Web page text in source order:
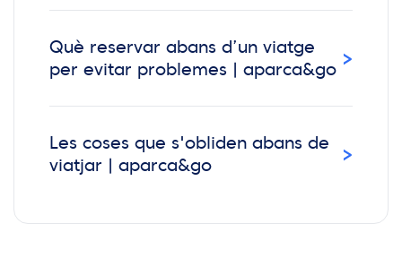
Què reservar abans d’un viatge
per evitar problemes | aparca&go ›
Les coses que s'obliden abans de
viatjar | aparca&go
›